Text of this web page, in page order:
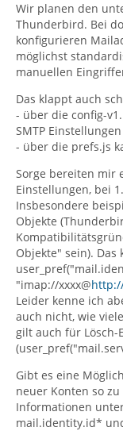
Wir planen den
Thunderbird. Bei
konfigurieren
möglichst
manuellen
Das klappt auch
- über die config-
SMTP
- über die prefs.js
Sorge bereiten mir
Einstellungen, bei
Insbesondere
Objekte
Objekte" sein).
"imap://xxxx@
Leider kenne ich
auch nicht, wie
gilt auch für Lösch-
Gibt es eine
neuer Konten so
Informationen
mail.identity.id*